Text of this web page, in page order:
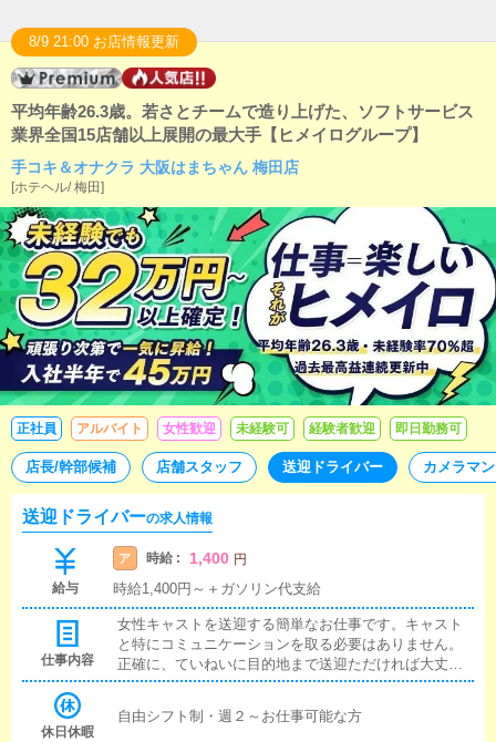
8/9 21:00 お店情報更新
平均年齢26.3歳。若さとチームで造り上げた、ソフトサービス
業界全国15店舗以上展開の最大手【ヒメイログループ】
手コキ＆オナクラ 大阪はまちゃん 梅田店
[ホテヘル/梅田]
正社員 アルバイト 女性歓迎 未経験可 経験者歓迎 即日勤務可
店長/幹部候補 店舗スタッフ 送迎ドライバー カメラマ
送迎ドライバーの求人情報
給与
ア 時給 : 1,400 円
時給1,400円～＋ガソリン代支給
仕事内容
女性キャストを送迎する簡単なお仕事です。キャスト
と特にコミュニケーションを取る必要はありません。
正確に、ていねいに目的地まで送迎ただければ大丈夫
です。店舗からのオーダー指示はLINEにて行いますの
信内容はオーダーシステムと連携していますので、単
休日休暇
自由シフト制・週２～お仕事可能な方